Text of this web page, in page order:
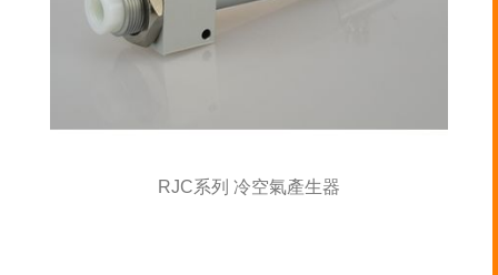
RJC系列 冷空氣產生器